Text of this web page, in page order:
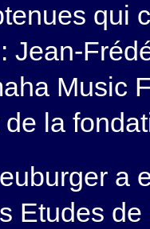
qui
Jean-
Music
la
a
Etudes